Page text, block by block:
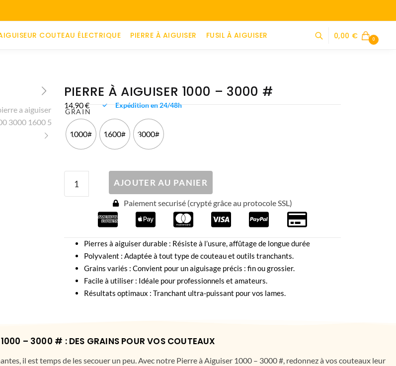
COUTEAU ÉLECTRIQUE PIERRE À AIGUISER FUSIL À AIGUISER 0,00 € 0
PIERRE À AIGUISER 1000 – 3000 #
14,90€ Expédition en 24/48h
GRAIN
1000# 1600# 3000#
AJOUTER AU PANIER
Paiement securisé (crypté grâce au protocole SSL)
Pierres à aiguiser durable : Résiste à l’usure, affûtage de longue durée
Polyvalent : Adaptée à tout type de couteau et outils tranchants.
Grains variés : Convient pour un aiguisage précis : fin ou grossier.
Facile à utiliser : Idéale pour professionnels et amateurs.
Résultats optimaux : Tranchant ultra-puissant pour vos lames.
1000 – 3000 # : DES GRAINS POUR VOS COUTEAUX
il est temps de les secouer un peu. Avec notre Pierre à Aiguiser 1000 – 3000 #, redonnez à vos couteaux leur